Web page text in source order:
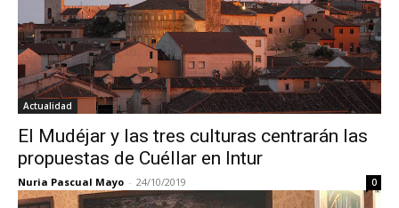
Actualidad
El Mudéjar y las tres culturas centrarán las
propuestas de Cuéllar en Intur
Nuria Pascual Mayo - 24/10/2019 0